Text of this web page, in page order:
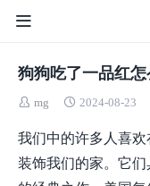
狗狗吃了一品红
mg 2024-08-23
我们中的许多人喜
装饰我们的家。它